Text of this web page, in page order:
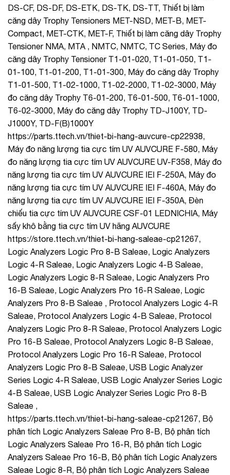
DS-CF, DS-DF, DS-ETK, DS-TK, DS-TT, Thiết bị làm
căng dây Trophy Tensioners MET-NSD, MET-B, MET-
Compact, MET-CTK, MET-F, Thiết bị làm căng dây Trophy
Tensioner NMA, MTA , NMTC, NMTC, TC Series, Máy đo
căng dây Trophy Tensioner T1-01-020, T1-01-050, T1-
01-100, T1-01-200, T1-01-300, Máy đo căng dây Trophy
T1-01-500, T1-02-1000, T1-02-2000, T1-02-3000, Máy
đo căng dây Trophy T6-01-200, T6-01-500, T6-01-1000,
T6-02-3000, Máy đo căng dây Trophy TD-J100Y, TD-
J1000Y, TD-F(B)1000Y
https://parts.ttech.vn/thiet-bi-hang-auvcure-cp22938,
Máy đo năng lượng tia cực tím UV AUVCURE F-580, Máy
đo năng lượng tia cực tím UV AUVCURE UV-F358, Máy đo
năng lượng tia cực tím UV AUVCURE IEI F-250A, Máy đo
năng lượng tia cực tím UV AUVCURE IEI F-460A, Máy đo
năng lượng tia cực tím UV AUVCURE IEI F-350A, Đèn
chiếu tia cực tím UV AUVCURE CSF-01 LEDNICHIA, Máy
sấy khô bằng tia cực tím UV hãng AUVCURE
https://store.ttech.vn/thiet-bi-hang-saleae-cp21267,
Logic Analyzers Logic Pro 8-B Saleae, Logic Analyzers
Logic 4-R Saleae, Logic Analyzers Logic 4-B Saleae,
Logic Analyzers Logic 8-R Saleae, Logic Analyzers Pro
16-B Saleae, Logic Analyzers Pro 16-R Saleae, Logic
Analyzers Pro 8-B Saleae , Protocol Analyzers Logic 4-R
Saleae, Protocol Analyzers Logic 4-B Saleae, Protocol
Analyzers Logic Pro 8-R Saleae, Protocol Analyzers Logic
Pro 16-B Saleae, Protocol Analyzers Logic 8-B Saleae,
Protocol Analyzers Logic Pro 16-R Saleae, Protocol
Analyzers Logic Pro 8-B Saleae, USB Logic Analyzer
Series Logic 4-R Saleae, USB Logic Analyzer Series Logic
4-B Saleae, USB Logic Analyzer Series Logic Pro 8-B
Saleae ,
https://parts.ttech.vn/thiet-bi-hang-saleae-cp21267, Bộ
phân tích Logic Analyzers Saleae Pro 8-B, Bộ phân tích
Logic Analyzers Saleae Pro 16-R, Bộ phân tích Logic
Analyzers Saleae Pro 16-B, Bộ phân tích Logic Analyzers
Saleae Logic 8-R, Bộ phân tích Logic Analyzers Saleae